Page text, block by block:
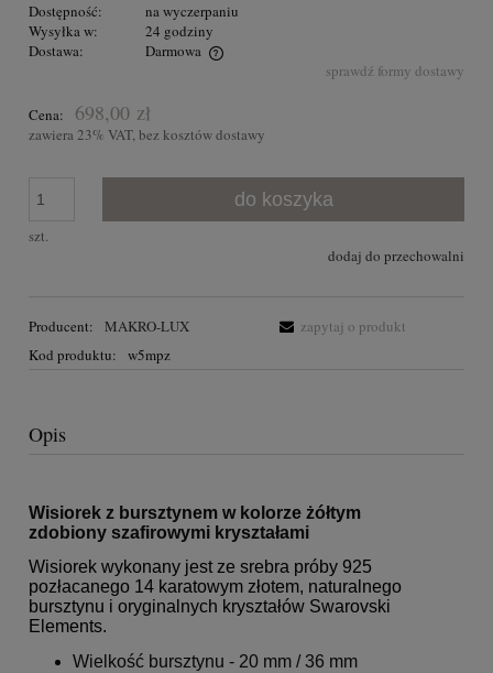
Dostępność:
na wyczerpaniu
Wysyłka w:
24 godziny
Dostawa:
Darmowa
Przesyłka GRATIS na terenie Polski dla zakupów powyżej 300,00
sprawdź formy dostawy
Cena: 698,00 zł
zawiera 23% VAT, bez kosztów dostawy
szt.
do koszyka
dodaj do przechowalni
Producent:
MAKRO-LUX
Kod produktu:
w5mpz
zapytaj o produkt
Opis
Wisiorek z bursztynem w kolorze żółtym
zdobiony szafirowymi kryształami
Wisiorek wykonany jest ze srebra próby 925
pozłacanego 14 karatowym złotem, naturalnego
bursztynu i oryginalnych kryształów Swarovski
Elements.
Wielkość bursztynu - 20 mm / 36 mm